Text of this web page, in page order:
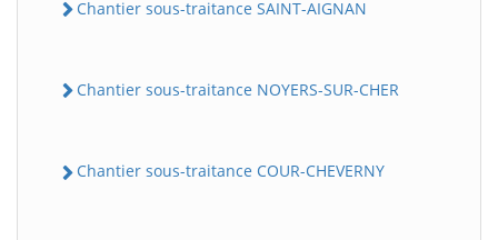
Chantier sous-traitance SAINT-AIGNAN
Chantier sous-traitance NOYERS-SUR-CHER
Chantier sous-traitance COUR-CHEVERNY